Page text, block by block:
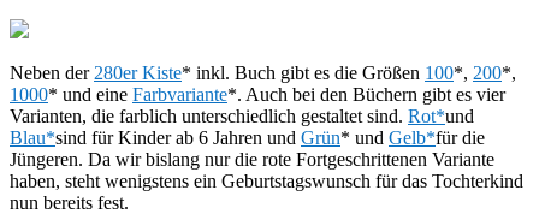
Neben der 280er Kiste* inkl. Buch gibt es die Größen 100*, 200*,
1000* und eine Farbvariante*. Auch bei den Büchern gibt es vier
Varianten, die farblich unterschiedlich gestaltet sind. Rot*und
Blau*sind für Kinder ab 6 Jahren und Grün* und Gelb*für die
Jüngeren. Da wir bislang nur die rote Fortgeschrittenen Variante
haben, steht wenigstens ein Geburtstagswunsch für das Tochterkind
nun bereits fest.